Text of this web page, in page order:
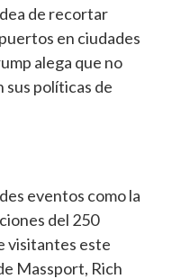
de recortar
en ciudades
alega que no
políticas de
eventos como la
del 250
visitantes este
Massport, Rich